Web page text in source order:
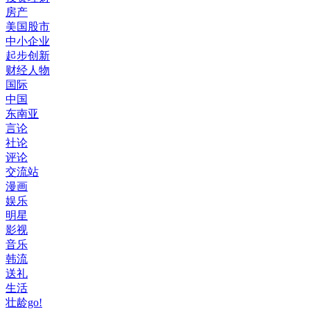
房产
美国股市
中小企业
起步创新
财经人物
国际
中国
东南亚
言论
社论
评论
交流站
漫画
娱乐
明星
影视
音乐
韩流
送礼
生活
壮龄go!